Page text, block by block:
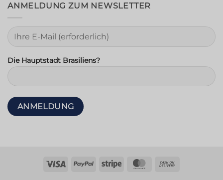
ANMELDUNG ZUM NEWSLETTER
Die Hauptstadt Brasiliens?
Visum PayPal Streifen MasterCard